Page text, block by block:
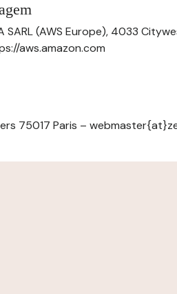
SARL (AWS Europe), 4033
aws.amazon.com
75017 Paris –